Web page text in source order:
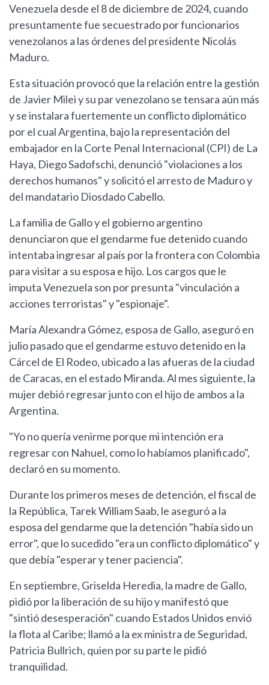
Venezuela desde el 8 de diciembre de 2024, cuando
presuntamente fue secuestrado por funcionarios
venezolanos a las órdenes del presidente Nicolás
Maduro.
Esta situación provocó que la relación entre la gestión
de Javier Milei y su par venezolano se tensara aún más
y se instalara fuertemente un conflicto diplomático
por el cual Argentina, bajo la representación del
embajador en la Corte Penal Internacional (CPI) de La
Haya, Diego Sadofschi, denunció "violaciones a los
derechos humanos" y solicitó el arresto de Maduro y
del mandatario Diosdado Cabello.
La familia de Gallo y el gobierno argentino
denunciaron que el gendarme fue detenido cuando
intentaba ingresar al país por la frontera con Colombia
para visitar a su esposa e hijo. Los cargos que le
imputa Venezuela son por presunta "vinculación a
acciones terroristas" y "espionaje".
María Alexandra Gómez, esposa de Gallo, aseguró en
julio pasado que el gendarme estuvo detenido en la
Cárcel de El Rodeo, ubicado a las afueras de la ciudad
de Caracas, en el estado Miranda. Al mes siguiente, la
mujer debió regresar junto con el hijo de ambos a la
Argentina.
"Yo no quería venirme porque mi intención era
regresar con Nahuel, como lo habíamos planificado",
declaró en su momento.
Durante los primeros meses de detención, el fiscal de
la República, Tarek William Saab, le aseguró a la
esposa del gendarme que la detención "había sido un
error", que lo sucedido "era un conflicto diplomático" y
que debía "esperar y tener paciencia".
En septiembre, Griselda Heredia, la madre de Gallo,
pidió por la liberación de su hijo y manifestó que
"sintió desesperación" cuando Estados Unidos envió
la flota al Caribe; llamó a la ex ministra de Seguridad,
Patricia Bullrich, quien por su parte le pidió
tranquilidad.